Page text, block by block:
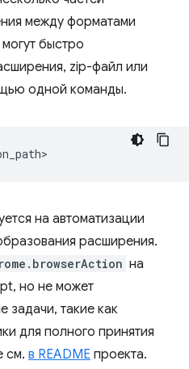
между форматами
быстро
zip-файл или
одной команды.
на автоматизации
расширения.
на
но не может
задачи, такие как
для полного принятия
см. в README проекта.